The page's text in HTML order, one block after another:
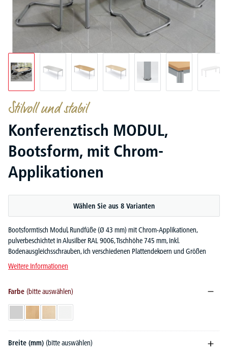
Stilvoll und stabil
Konferenztisch MODUL,
Bootsform, mit Chrom-
Applikationen
Wählen Sie aus 8 Varianten
Bootsformtisch Modul, Rundfüße (Ø 43 mm) mit Chrom-Applikationen,
pulverbeschichtet in Alusilber RAL 9006, Tischhöhe 745 mm, inkl.
Bodenausgleichsschrauben, ich verschiedenen Plattendekoern und Größen
Weitere Informationen
Farbe (bitte auswählen)
Breite (mm) (bitte auswählen)